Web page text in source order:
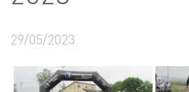
29/05/2023